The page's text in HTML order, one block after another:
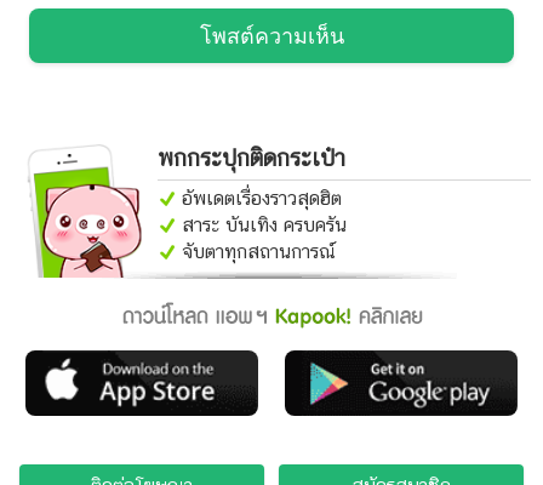
โพสต์ความเห็น
พกกระปุกติดกระเป๋า
อัพเดตเรื่องราวสุดฮิต
สาระ บันเทิง ครบครัน
จับตาทุกสถานการณ์